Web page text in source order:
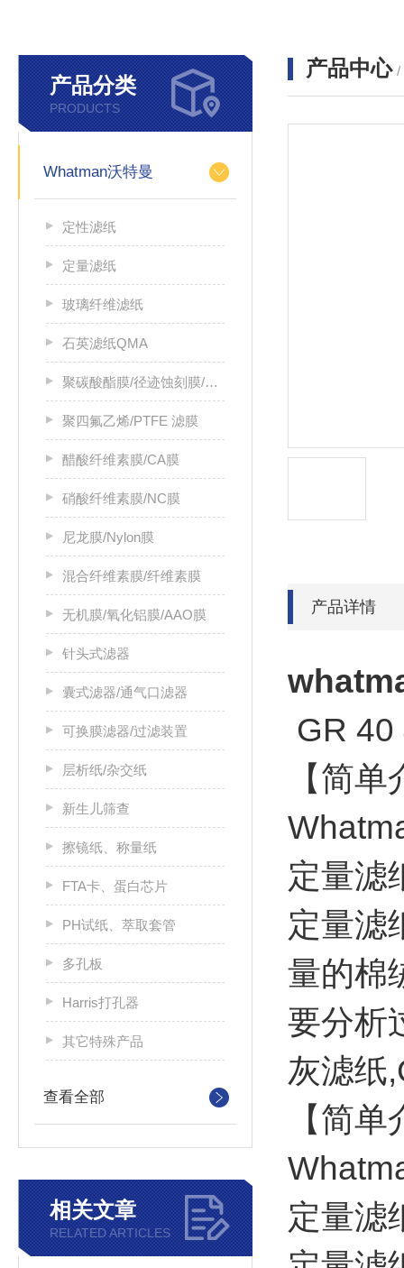
产品分类
PRODUCTS
Whatman沃特曼
定性滤纸
定量滤纸
玻璃纤维滤纸
石英滤纸QMA
聚碳酸酯膜/径迹蚀刻膜/PC膜
聚四氟乙烯/PTFE 滤膜
醋酸纤维素膜/CA膜
硝酸纤维素膜/NC膜
尼龙膜/Nylon膜
混合纤维素膜/纤维素膜
无机膜/氧化铝膜/AAO膜
针头式滤器
囊式滤器/通气口滤器
可换膜滤器/过滤装置
层析纸/杂交纸
新生儿筛查
擦镜纸、称量纸
FTA卡、蛋白芯片
PH试纸、萃取套管
多孔板
Harris打孔器
其它特殊产品
查看全部
相关文章
RELATED ARTICLES
产品中心 /
产品详情
GR 40
【简
定量滤
定量滤
量的棉
要分析
灰滤纸
【简
定量滤